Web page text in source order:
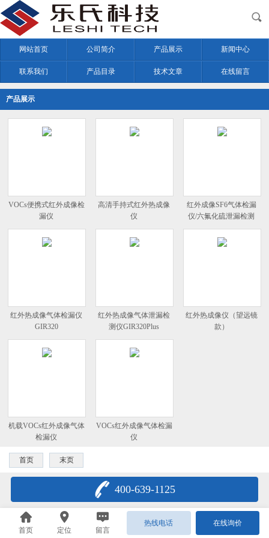
网站首页 公司简介 产品展示 新闻中心
联系我们 产品目录 技术文章 在线留言
产品展示
VOCs便携式红外成像检
漏仪
高清手持式红外热成像
仪
红外成像SF6气体检漏
仪/六氟化硫泄漏检测
红外热成像气体检漏仪
GIR320
红外热成像气体泄漏检
测仪GIR320Plus
红外热成像仪（望远镜
款）
机载VOCs红外成像气体
检漏仪
VOCs红外成像气体检漏
仪
首页 末页
400-639-1125
首页 定位 留言
热线电话 在线询价